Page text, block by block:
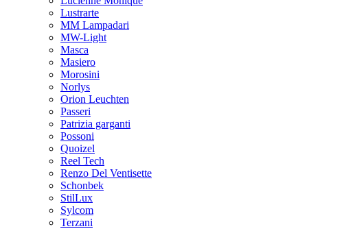
Lustrarte
MM Lampadari
MW-Light
Masca
Masiero
Morosini
Norlys
Orion Leuchten
Passeri
Patrizia garganti
Possoni
Quoizel
Reel Tech
Renzo Del Ventisette
Schonbek
StilLux
Sylcom
Terzani